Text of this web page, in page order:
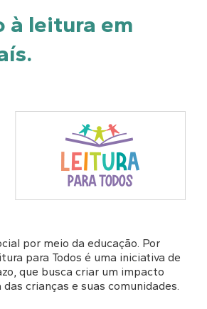
à leitura em
por meio da educação. Por
para Todos é uma iniciativa de
que busca criar um impacto
crianças e suas comunidades.